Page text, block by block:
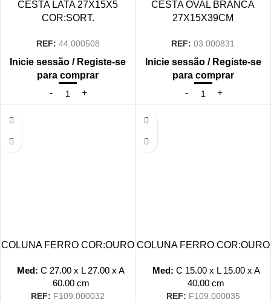
CESTA LATA 27X15X5
COR:SORT.
REF: 44.000508
Inicie sessão / Registe-se
para comprar
CESTA OVAL BRANCA
27X15X39CM
REF:03.000831
Inicie sessão / Registe-se
para comprar
COLUNA FERRO COR:OURO
Med:C 27.00 x L 27.00 xA
60.00cm
REF: F109.000032
COLUNA FERRO COR:OURO
Med: C 15.00 x L 15.00 x A
40.00 cm
REF: F109.000035